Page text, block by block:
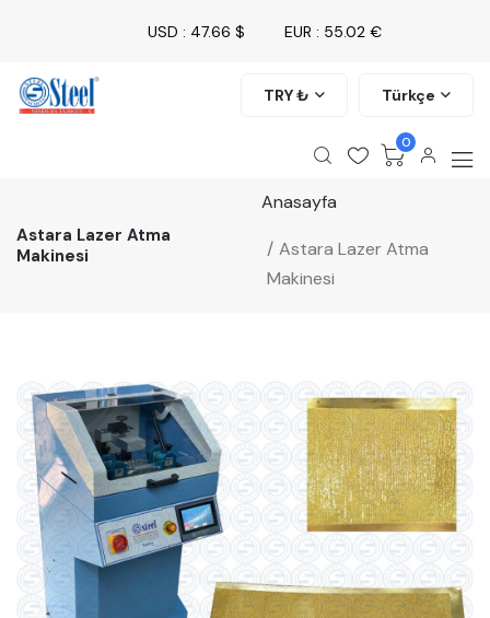
USD : 47.66 $ EUR : 55.02 €
TRY ₺ Türkçe
0
Astara Lazer Atma
Makinesi
Anasayfa
Astara Lazer Atma
Makinesi